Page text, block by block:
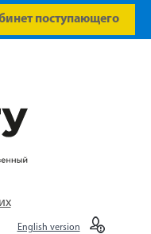
поступающего
English version